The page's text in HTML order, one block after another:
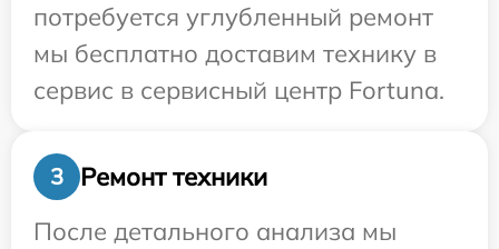
потребуется углубленный ремонт
мы бесплатно доставим технику в
сервис в сервисный центр Fortuna.
3
Ремонт техники
После детального анализа мы